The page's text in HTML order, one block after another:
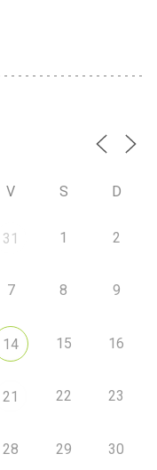
V S D
31 1 2
7 8 9
14 15 16
21 22 23
28 29 30